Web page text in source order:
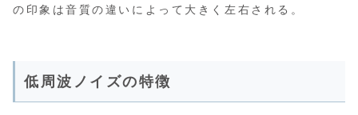
の印象は音質の違いによって大きく左右される。
低周波ノイズの特徴